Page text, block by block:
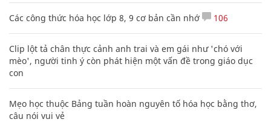
Các công thức hóa học lớp 8, 9 cơ bản cần nhớ 106
Clip lột tả chân thực cảnh anh trai và em gái như 'chó với
mèo', người tinh ý còn phát hiện một vấn đề trong giáo dục
con
Mẹo học thuộc Bảng tuần hoàn nguyên tố hóa học bằng thơ,
câu nói vui vẻ